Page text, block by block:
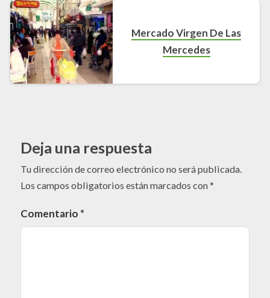
Mercado Virgen De Las
Mercedes
Deja una respuesta
Tu dirección de correo electrónico no será publicada.
Los campos obligatorios están marcados con*
Comentario *